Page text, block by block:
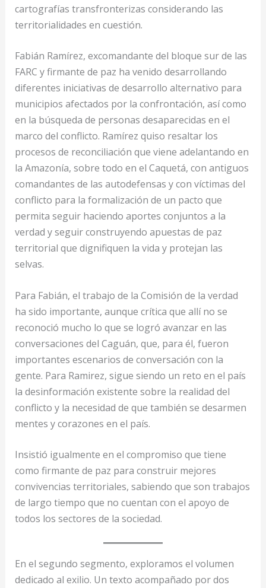
cartografías transfronterizas considerando las
territorialidades en cuestión.
Fabián Ramírez, excomandante del bloque sur de las
FARC y firmante de paz ha venido desarrollando
diferentes iniciativas de desarrollo alternativo para
municipios afectados por la confrontación, así como
en la búsqueda de personas desaparecidas en el
marco del conflicto. Ramírez quiso resaltar los
procesos de reconciliación que viene adelantando en
la Amazonía, sobre todo en el Caquetá, con antiguos
comandantes de las autodefensas y con víctimas del
conflicto para la formalización de un pacto que
permita seguir haciendo aportes conjuntos a la
verdad y seguir construyendo apuestas de paz
territorial que dignifiquen la vida y protejan las
selvas.
Para Fabián, el trabajo de la Comisión de la verdad
ha sido importante, aunque crítica que allí no se
reconoció mucho lo que se logró avanzar en las
conversaciones del Caguán, que, para él, fueron
importantes escenarios de conversación con la
gente. Para Ramirez, sigue siendo un reto en el país
la desinformación existente sobre la realidad del
conflicto y la necesidad de que también se desarmen
mentes y corazones en el país.
Insistió igualmente en el compromiso que tiene
como firmante de paz para construir mejores
convivencias territoriales, sabiendo que son trabajos
de largo tiempo que no cuentan con el apoyo de
todos los sectores de la sociedad.
En el segundo segmento, exploramos el volumen
dedicado al exilio. Un texto acompañado por dos